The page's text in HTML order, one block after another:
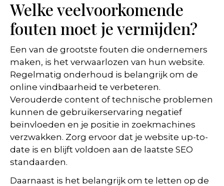
Welke veelvoorkomende
fouten moet je vermijden?
Een van de grootste fouten die ondernemers
maken, is het verwaarlozen van hun website.
Regelmatig onderhoud is belangrijk om de
online vindbaarheid te verbeteren.
Verouderde content of technische problemen
kunnen de gebruikerservaring negatief
beïnvloeden en je positie in zoekmachines
verzwakken. Zorg ervoor dat je website up-to-
date is en blijft voldoen aan de laatste SEO
standaarden.
Daarnaast is het belangrijk om te letten op de